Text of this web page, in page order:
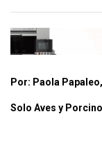
Por: Paola
Solo Aves y